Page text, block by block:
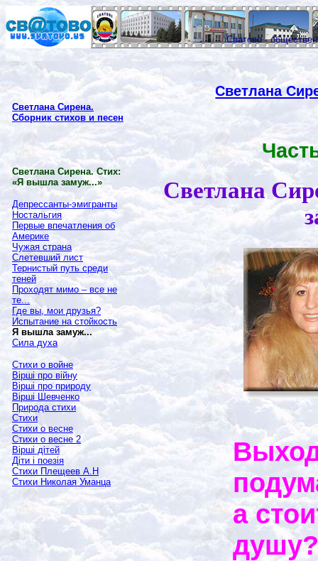
Сватово -
Светлана Сирена.
Сборник стихов и песен
Светлана Сирена. Стих:
«Я вышла замуж...»
Депрессанты-эмигранты
Ностальгия
Первые впечатления об
Америке
Чужая страна
Слетевший лист
Тернистый путь среди
теней
Проходят мимо – все не
те...
Где вы, мои друзья?
Испытание на стойкость
Я вышла замуж...
Сила духа
Стихи о войне
Вірші про війну
Вірші про природу
Вірші Шевченко
Природа стихи
Стихи
Стихи о весне
Стихи о весне 2
Вірші дітей
Діти і поезія
Стихи Плещеев А.Н
Стихи Николая Уманца
Светлана
Светлана
а
душу?